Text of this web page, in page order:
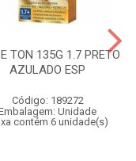
TON 135G 1.7 PRETO
AZULADO ESP
Código: 189272
Unidade
contém 6 unidade(s)